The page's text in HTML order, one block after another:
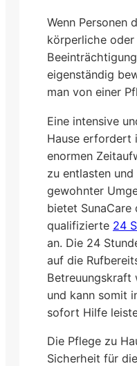
Wenn Personen
körperliche
eigenständig
man von einer
Eine intensive
Hause erfordert
enormen
zu entlasten
gewohnter
bietet
qualifizierte 24
an. Die 24
auf die
Betreuungskraft
und kann somit
sofort Hilfe
Die Pflege zu
Sicherheit für